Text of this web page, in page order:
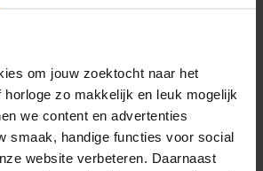
om jouw zoektocht naar het
horloge zo makkelijk en leuk mogelijk
we content en advertenties
smaak, handige functies voor social
website verbeteren. Daarnaast
Horloges Eco Drive